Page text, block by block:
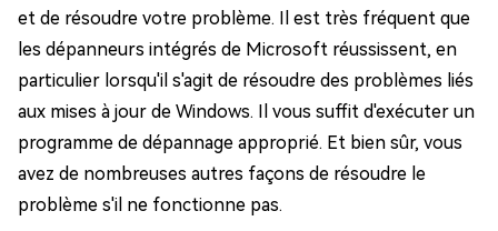
et de résoudre votre problème. Il est très fréquent que
les dépanneurs intégrés de Microsoft réussissent, en
particulier lorsqu'il s'agit de résoudre des problèmes liés
aux mises à jour de Windows. Il vous suffit d'exécuter un
programme de dépannage approprié. Et bien sûr, vous
avez de nombreuses autres façons de résoudre le
problème s'il ne fonctionne pas.